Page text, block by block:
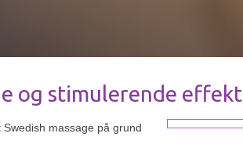
og stimulerende effekt
massage på grund